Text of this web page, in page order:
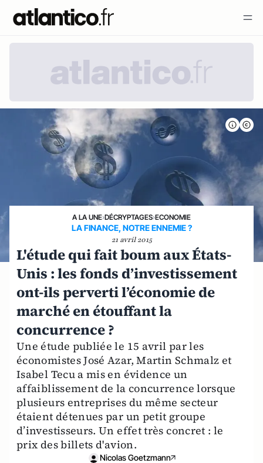
A LA UNE›DÉCRYPTAGES›ECONOMIE
LA FINANCE, NOTRE ENNEMIE ?
21 avril 2015
L'étude qui fait boum aux États-
Unis : les fonds d’investissement
ont-ils perverti l’économie de
marché en étouffant la
concurrence ?
Une étude publiée le 15 avril par les
économistes José Azar, Martin Schmalz et
Isabel Tecu a mis en évidence un
affaiblissement de la concurrence lorsque
plusieurs entreprises du même secteur
étaient détenues par un petit groupe
d’investisseurs. Un effet très concret : le
prix des billets d'avion.
Nicolas Goetzmann